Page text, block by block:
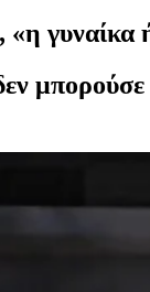
«η
μπορούσε